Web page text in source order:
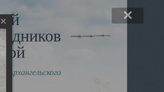
Архангельского